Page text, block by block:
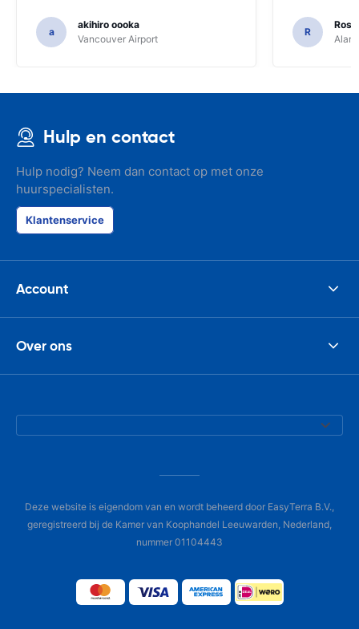
a
akihiro oooka
Vancouver Airport
R
Hulp en contact
Hulp nodig? Neem dan contact op met onze
huurspecialisten.
Klantenservice
Account
Over ons
Deze website is eigendom van en wordt beheerd door EasyTerra B.V.,
geregistreerd bij de Kamer van Koophandel Leeuwarden, Nederland,
nummer 01104443